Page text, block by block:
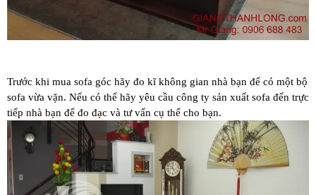
Trước khi mua sofa góc hãy đo kĩ không gian nhà bạn để có một bộ
sofa vừa vặn. Nếu có thể hãy yêu cầu công ty sản xuất sofa đến trực
tiếp nhà bạn để đo đạc và tư vấn cụ thể cho bạn.